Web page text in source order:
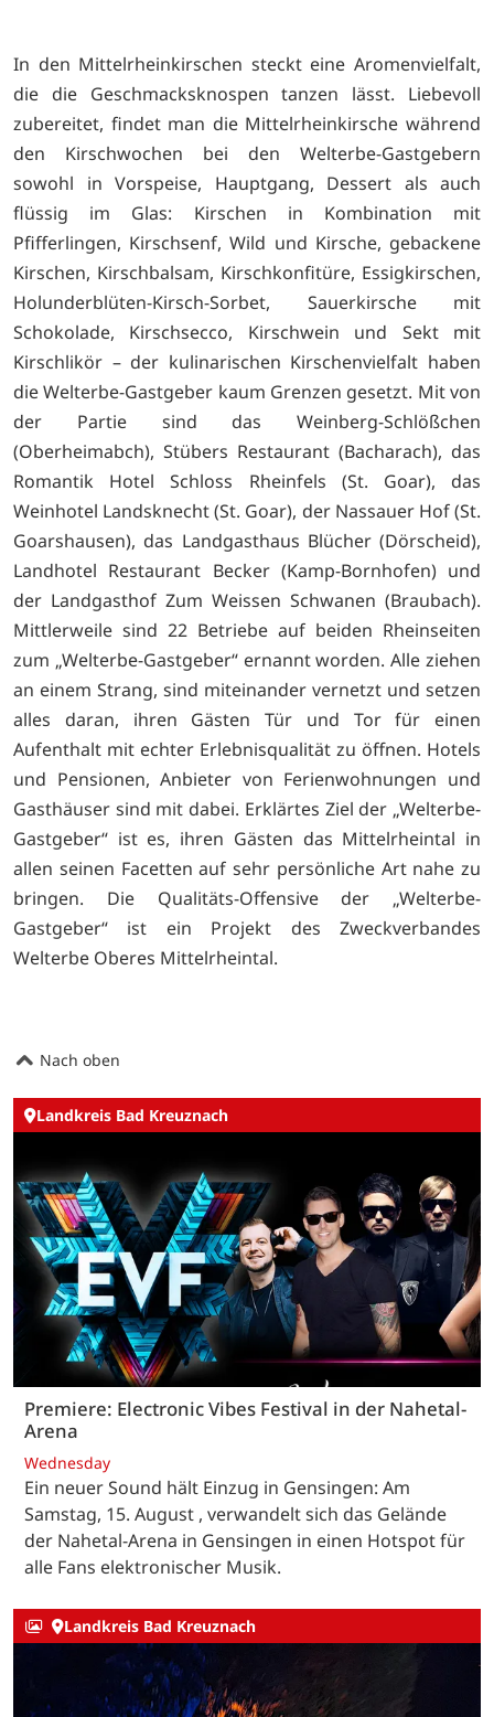
In den Mittelrheinkirschen steckt eine Aromenvielfalt,
die die Geschmacksknospen tanzen lässt. Liebevoll
zubereitet, findet man die Mittelrheinkirsche während
den Kirschwochen bei den Welterbe-Gastgebern
sowohl in Vorspeise, Hauptgang, Dessert als auch
flüssig im Glas: Kirschen in Kombination mit
Pfifferlingen, Kirschsenf, Wild und Kirsche, gebackene
Kirschen, Kirschbalsam, Kirschkonfitüre, Essigkirschen,
Holunderblüten-Kirsch-Sorbet, Sauerkirsche mit
Schokolade, Kirschsecco, Kirschwein und Sekt mit
Kirschlikör – der kulinarischen Kirschenvielfalt haben
die Welterbe-Gastgeber kaum Grenzen gesetzt. Mit von
der Partie sind das Weinberg-Schlößchen
(Oberheimabch), Stübers Restaurant (Bacharach), das
Romantik Hotel Schloss Rheinfels (St. Goar), das
Weinhotel Landsknecht (St. Goar), der Nassauer Hof (St.
Goarshausen), das Landgasthaus Blücher (Dörscheid),
Landhotel Restaurant Becker (Kamp-Bornhofen) und
der Landgasthof Zum Weissen Schwanen (Braubach).
Mittlerweile sind 22 Betriebe auf beiden Rheinseiten
zum „Welterbe-Gastgeber“ ernannt worden. Alle ziehen
an einem Strang, sind miteinander vernetzt und setzen
alles daran, ihren Gästen Tür und Tor für einen
Aufenthalt mit echter Erlebnisqualität zu öffnen. Hotels
und Pensionen, Anbieter von Ferienwohnungen und
Gasthäuser sind mit dabei. Erklärtes Ziel der „Welterbe-
Gastgeber“ ist es, ihren Gästen das Mittelrheintal in
allen seinen Facetten auf sehr persönliche Art nahe zu
bringen. Die Qualitäts-Offensive der „Welterbe-
Gastgeber“ ist ein Projekt des Zweckverbandes
Welterbe Oberes Mittelrheintal.
Nach oben
Landkreis Bad Kreuznach
Premiere: Electronic Vibes Festival in der Nahetal-
Arena
Wednesday
Ein neuer Sound hält Einzug in Gensingen: Am
Samstag, 15. August , verwandelt sich das Gelände
der Nahetal-Arena in Gensingen in einen Hotspot für
alle Fans elektronischer Musik.
Landkreis Bad Kreuznach